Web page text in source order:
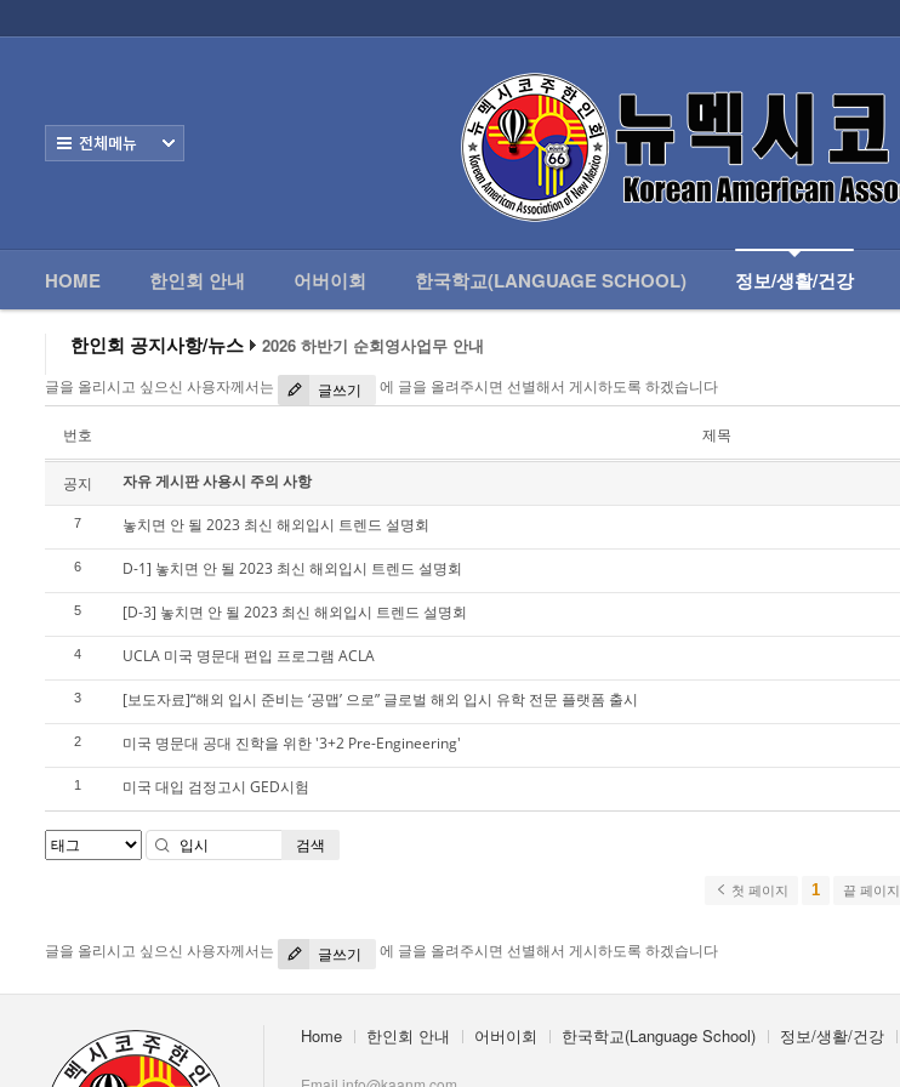
HOME 한인회 안내 어버이회 한국학교(LANGUAGE SCHOOL) 정보/생활/건강
한인회 공지사항/뉴스
2026 하반기 순회영사업무 안내
왕과 사는 남자 앨버커키에서 영화 상영합니다.
알버커키 감리교회 부흥회 조영진 목사님
2026 하반기 순회영사업무 안내
글을 올리시고 싶으신 사용자께서는 글쓰기 에 글을 올려주시면 선별해서 게시하도록 하겠습니다
번호 제목
공지 자유 게시판 사용시 주의 사항
7 놓치면 안 될 2023 최신 해외입시 트렌드 설명회
6 D-1] 놓치면 안 될 2023 최신 해외입시 트렌드 설명회
5 [D-3] 놓치면 안 될 2023 최신 해외입시 트렌드 설명회
4 UCLA 미국 명문대 편입 프로그램 ACLA
3 [보도자료]“해외 입시 준비는 ‘공맵’ 으로” 글로벌 해외 입시 유학 전문 플랫폼 출시
2 미국 명문대 공대 진학을 위한 '3+2 Pre-Engineering'
1 미국 대입 검정고시 GED시험
검색
첫 페이지 1 끝 페이지
글을 올리시고 싶으신 사용자께서는 글쓰기 에 글을 올려주시면 선별해서 게시하도록 하겠습니다
Home 한인회 안내 어버이회 한국학교(Language School) 정보/생활/건강
한인회 안내
정보/생활/건강
- 한인회총람(2012)
- 뉴멕시코 한인업소록
- 뉴멕시코골프회
Contacts